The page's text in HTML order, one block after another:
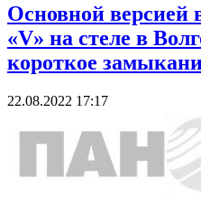
Основной версией
«V» на стеле в
короткое
22.08.2022 17:17